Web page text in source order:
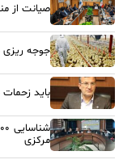
صیانت از
جوجه ریزی در
باید
مرکزی